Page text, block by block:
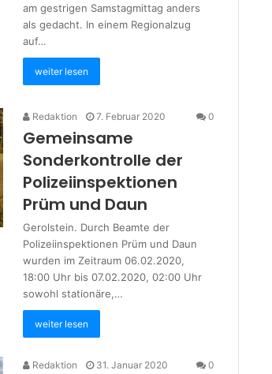
am gestrigen Samstagmittag anders
als gedacht. In einem Regionalzug
auf…
weiter lesen
Redaktion 7. Februar 2020 0
Gemeinsame
Sonderkontrolle der
Polizeiinspektionen
Prüm und Daun
Gerolstein. Durch Beamte der
Polizeiinspektionen Prüm und Daun
wurden im Zeitraum 06.02.2020,
18:00 Uhr bis 07.02.2020, 02:00 Uhr
sowohl stationäre,…
weiter lesen
Redaktion 31. Januar 2020 0